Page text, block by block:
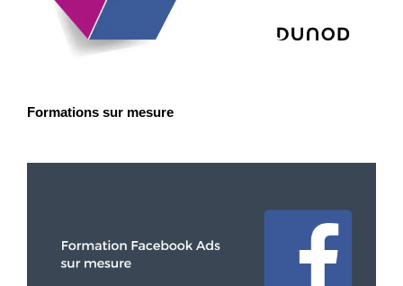
Formations sur mesure